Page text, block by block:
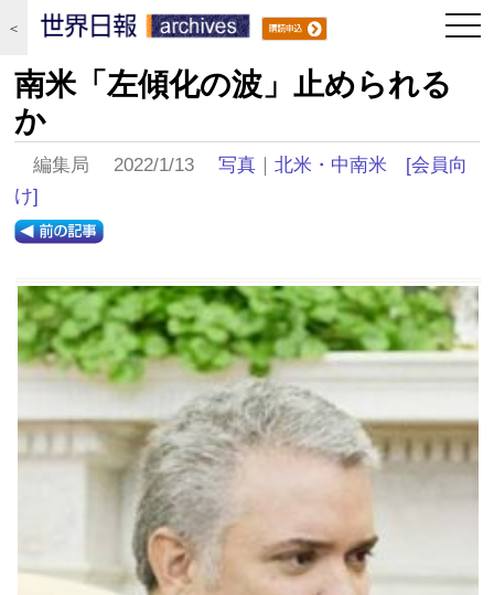
＜
南米「左傾化の波」止められる
か
編集局 2022/1/13写真 ｜北米・中南米
[会員向
け]